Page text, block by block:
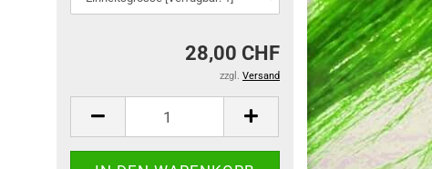
28,00 CHF
zzgl. Versand